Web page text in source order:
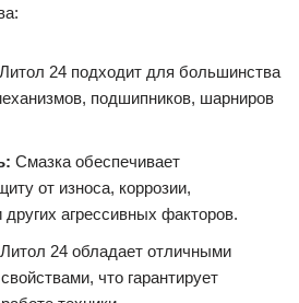
Литол 24 подходит для большинства
подшипников, шарниров
Смазка обеспечивает
от износа, коррозии,
других агрессивных факторов.
Литол 24 обладает отличными
что гарантирует